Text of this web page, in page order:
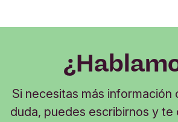
Si necesitas más información
duda, puedes escribirnos y